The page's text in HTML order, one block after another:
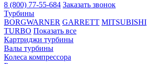
8 (800) 77-55-684 Заказать звонок
Турбины
BORGWARNER GARRETT MITSUBISHI
TURBO Показать все
Картриджи турбины
Валы турбины
Колеса компрессора